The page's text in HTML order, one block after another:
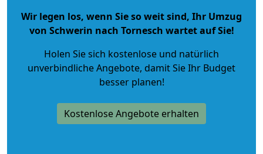
Wir legen los, wenn Sie so weit sind, Ihr Umzug
von Schwerin nach Tornesch wartet auf Sie!
Holen Sie sich kostenlose und natürlich
unverbindliche Angebote, damit Sie Ihr Budget
besser planen!
Kostenlose Angebote erhalten